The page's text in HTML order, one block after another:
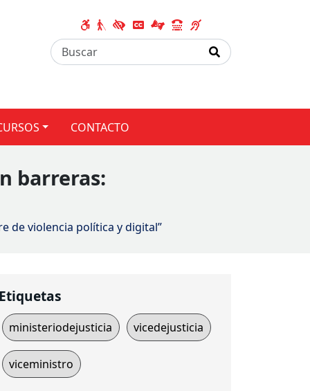
CONTACTO
barreras:
de violencia política y digital”
Etiquetas
ministeriodejusticia vicedejusticia
viceministro